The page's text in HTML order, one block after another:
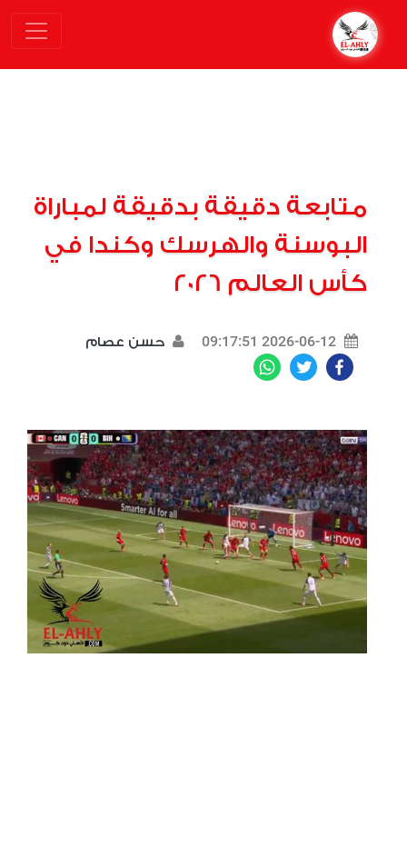
متابعة دقيقة بدقيقة لمباراة
البوسنة والهرسك وكندا في
كأس العالم 2026
2026-06-12 09:17:51 حسن عصام
Facebook
Twitter